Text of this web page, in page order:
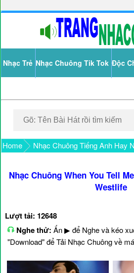
Nhạc Trẻ Nhạc Chuông Tik Tok Độc
Home Nhạc Chuông Tiếng Anh Hay
Nhạc Chuông When You Tell
Westlife
Lượt tải: 12648
Nghe thử: Ấn ▶ để Nghe và kéo
"Download" để Tải Nhạc Chuông về